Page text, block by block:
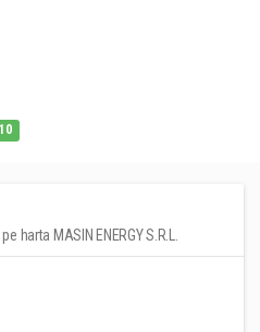
MASIN ENERGY S.R.L.